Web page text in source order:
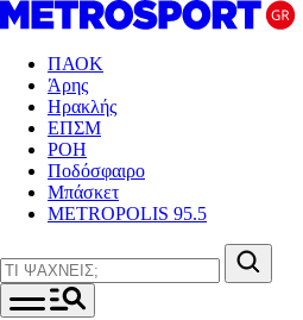
ΠΑΟΚ
Άρης
Ηρακλής
ΕΠΣΜ
ΡΟΗ
Ποδόσφαιρο
Μπάσκετ
METROPOLIS 95.5